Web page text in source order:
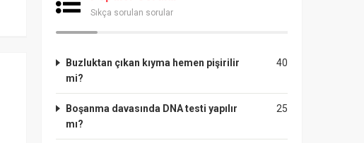
Sıkça sorulan sorular
40
Buzluktan çıkan kıyma hemen pişirilir
mi?
25
Boşanma davasında DNA testi yapılır
mı?